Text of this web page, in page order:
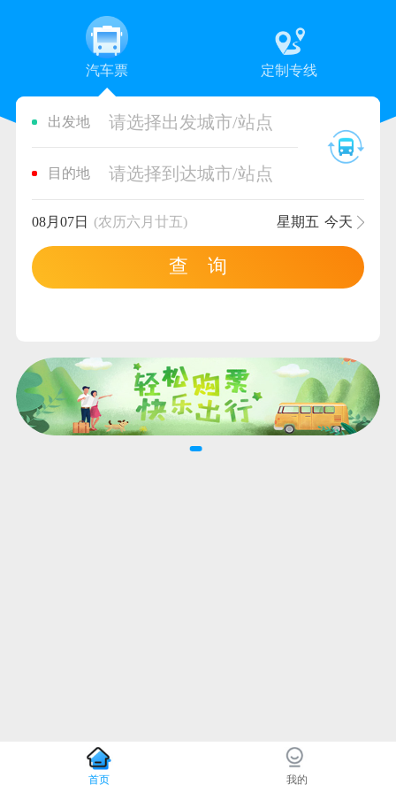
汽车票 定制专线
出发地 请选择出发城市/站点
目的地 请选择到达城市/站点
08月07日 (农历六月廿五) 星期五 今天
查 询
首页 我的